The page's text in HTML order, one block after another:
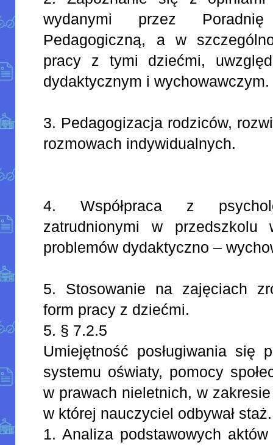
wydanymi przez
Pedagogiczną, a w
pracy z tymi dziećmi,
dydaktycznym i wychowawczym.
3. Pedagogizacja rodziców,
rozmowach indywidualnych.
4. Współpraca z
zatrudnionymi w przedszkolu
problemów dydaktyczno –
5. Stosowanie na zajęciach
form pracy z dziećmi.
5. § 7.2.5
Umiejętność posługiwania się
systemu oświaty, pomocy
w prawach nieletnich, w
w której nauczyciel odbywał staż.
1. Analiza podstawowych